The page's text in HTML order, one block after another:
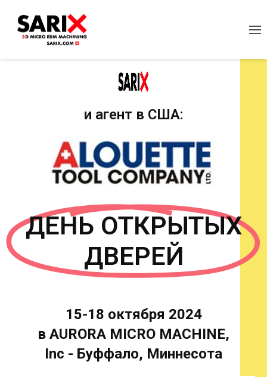
и агент в США:
ДЕНЬ ОТКРЫТЫХ
ДВЕРЕЙ
15-18 октября 2024
в AURORA MICRO MACHINE,
Inc - Буффало, Миннесота